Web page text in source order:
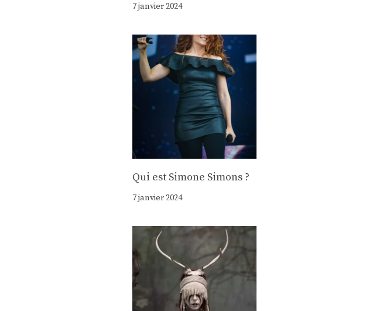
7 janvier 2024
Qui est Simone Simons ?
7 janvier 2024